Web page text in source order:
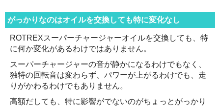
がっかりなのはオイルを交換しても特に変化なし
ROTREXスーパーチャージャーオイルを交換しても、特
に何か変化があるわけではありません。
スーパーチャージャーの音が静かになるわけでもなく、
独特の回転音は変わらず、パワーが上がるわけでも、走
りがかわるわけでもありません。
高額だしても、特に影響がでないのがちょっとがっかり